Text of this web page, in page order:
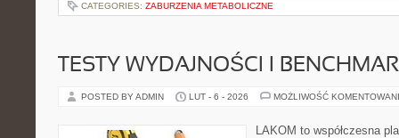
CATEGORIES: ZABURZENIA METABOLICZNE
TESTY WYDAJNOŚCI I
POSTED BY ADMIN LUT - 6 - 2026 MOŻLIWOŚĆ
LAKOM to współczesna